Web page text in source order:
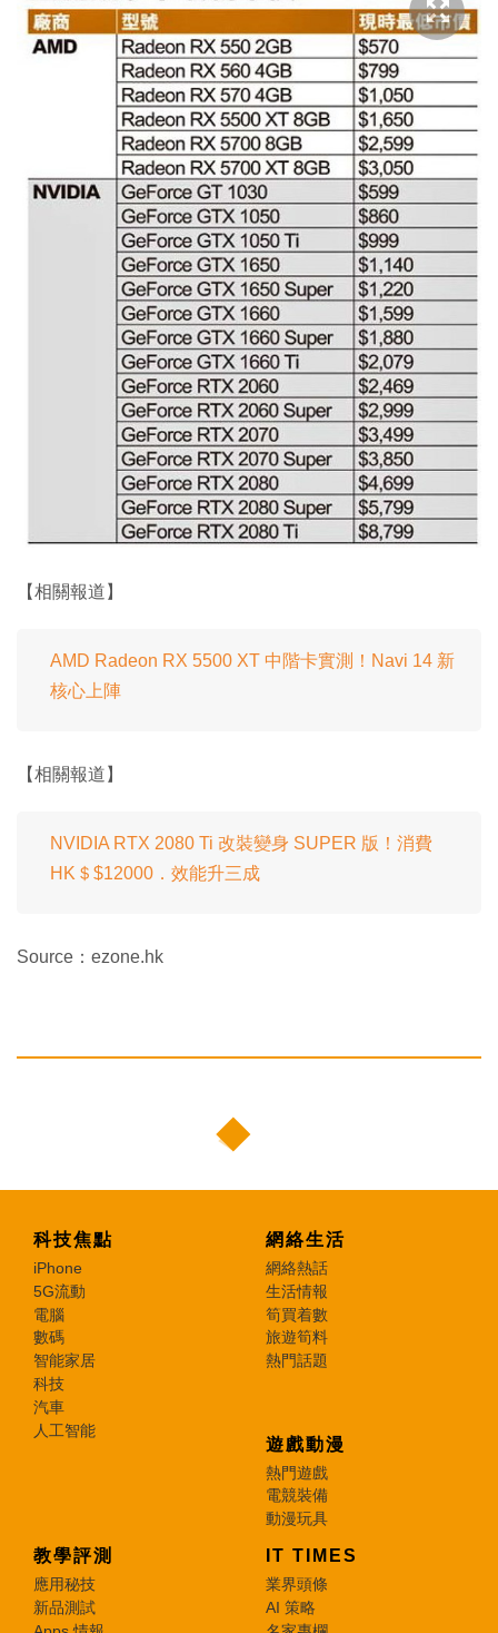
【相關報道】
AMD Radeon RX 5500 XT 中階卡實測！Navi 14 新
核心上陣
【相關報道】
NVIDIA RTX 2080 Ti 改裝變身 SUPER 版！消費
HK＄$12000．效能升三成
Source：ezone.hk
科技焦點
iPhone
5G流動
電腦
數碼
智能家居
科技
汽車
人工智能
網絡生活
網絡熱話
生活情報
筍買着數
旅遊筍料
熱門話題
遊戲動漫
熱門遊戲
電競裝備
動漫玩具
教學評測
應用秘技
新品測試
IT TIMES
業界頭條
AI 策略